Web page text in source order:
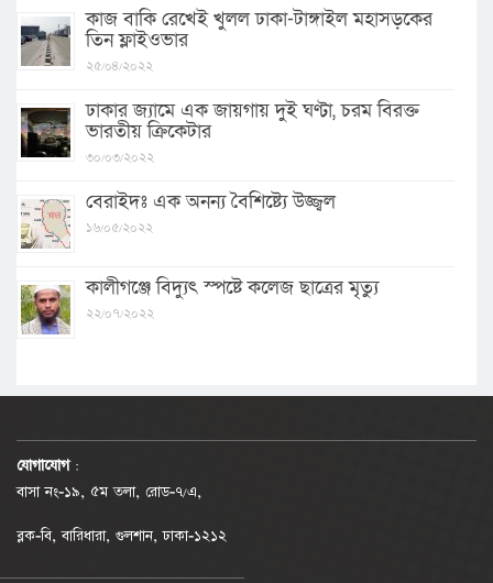
কাজ বাকি রেখেই খুলল ঢাকা-টাঙ্গাইল মহাসড়কের
তিন ফ্লাইওভার
২৫/০৪/২০২২
ঢাকার জ্যামে এক জায়গায় দুই ঘণ্টা, চরম বিরক্ত
ভারতীয় ক্রিকেটার
৩০/০৩/২০২২
বেরাইদঃ এক অনন্য বৈশিষ্ট্যে উজ্জ্বল
১৬/০৫/২০২২
কালীগঞ্জে বিদ্যুৎ স্পষ্টে কলেজ ছাত্রের মৃত্যু
২২/০৭/২০২২
যোগাযোগ :
বাসা নং-১৯, ৫ম তলা, রোড-৭/এ,
ব্লক-বি, বারিধারা, গুলশান, ঢাকা-১২১২